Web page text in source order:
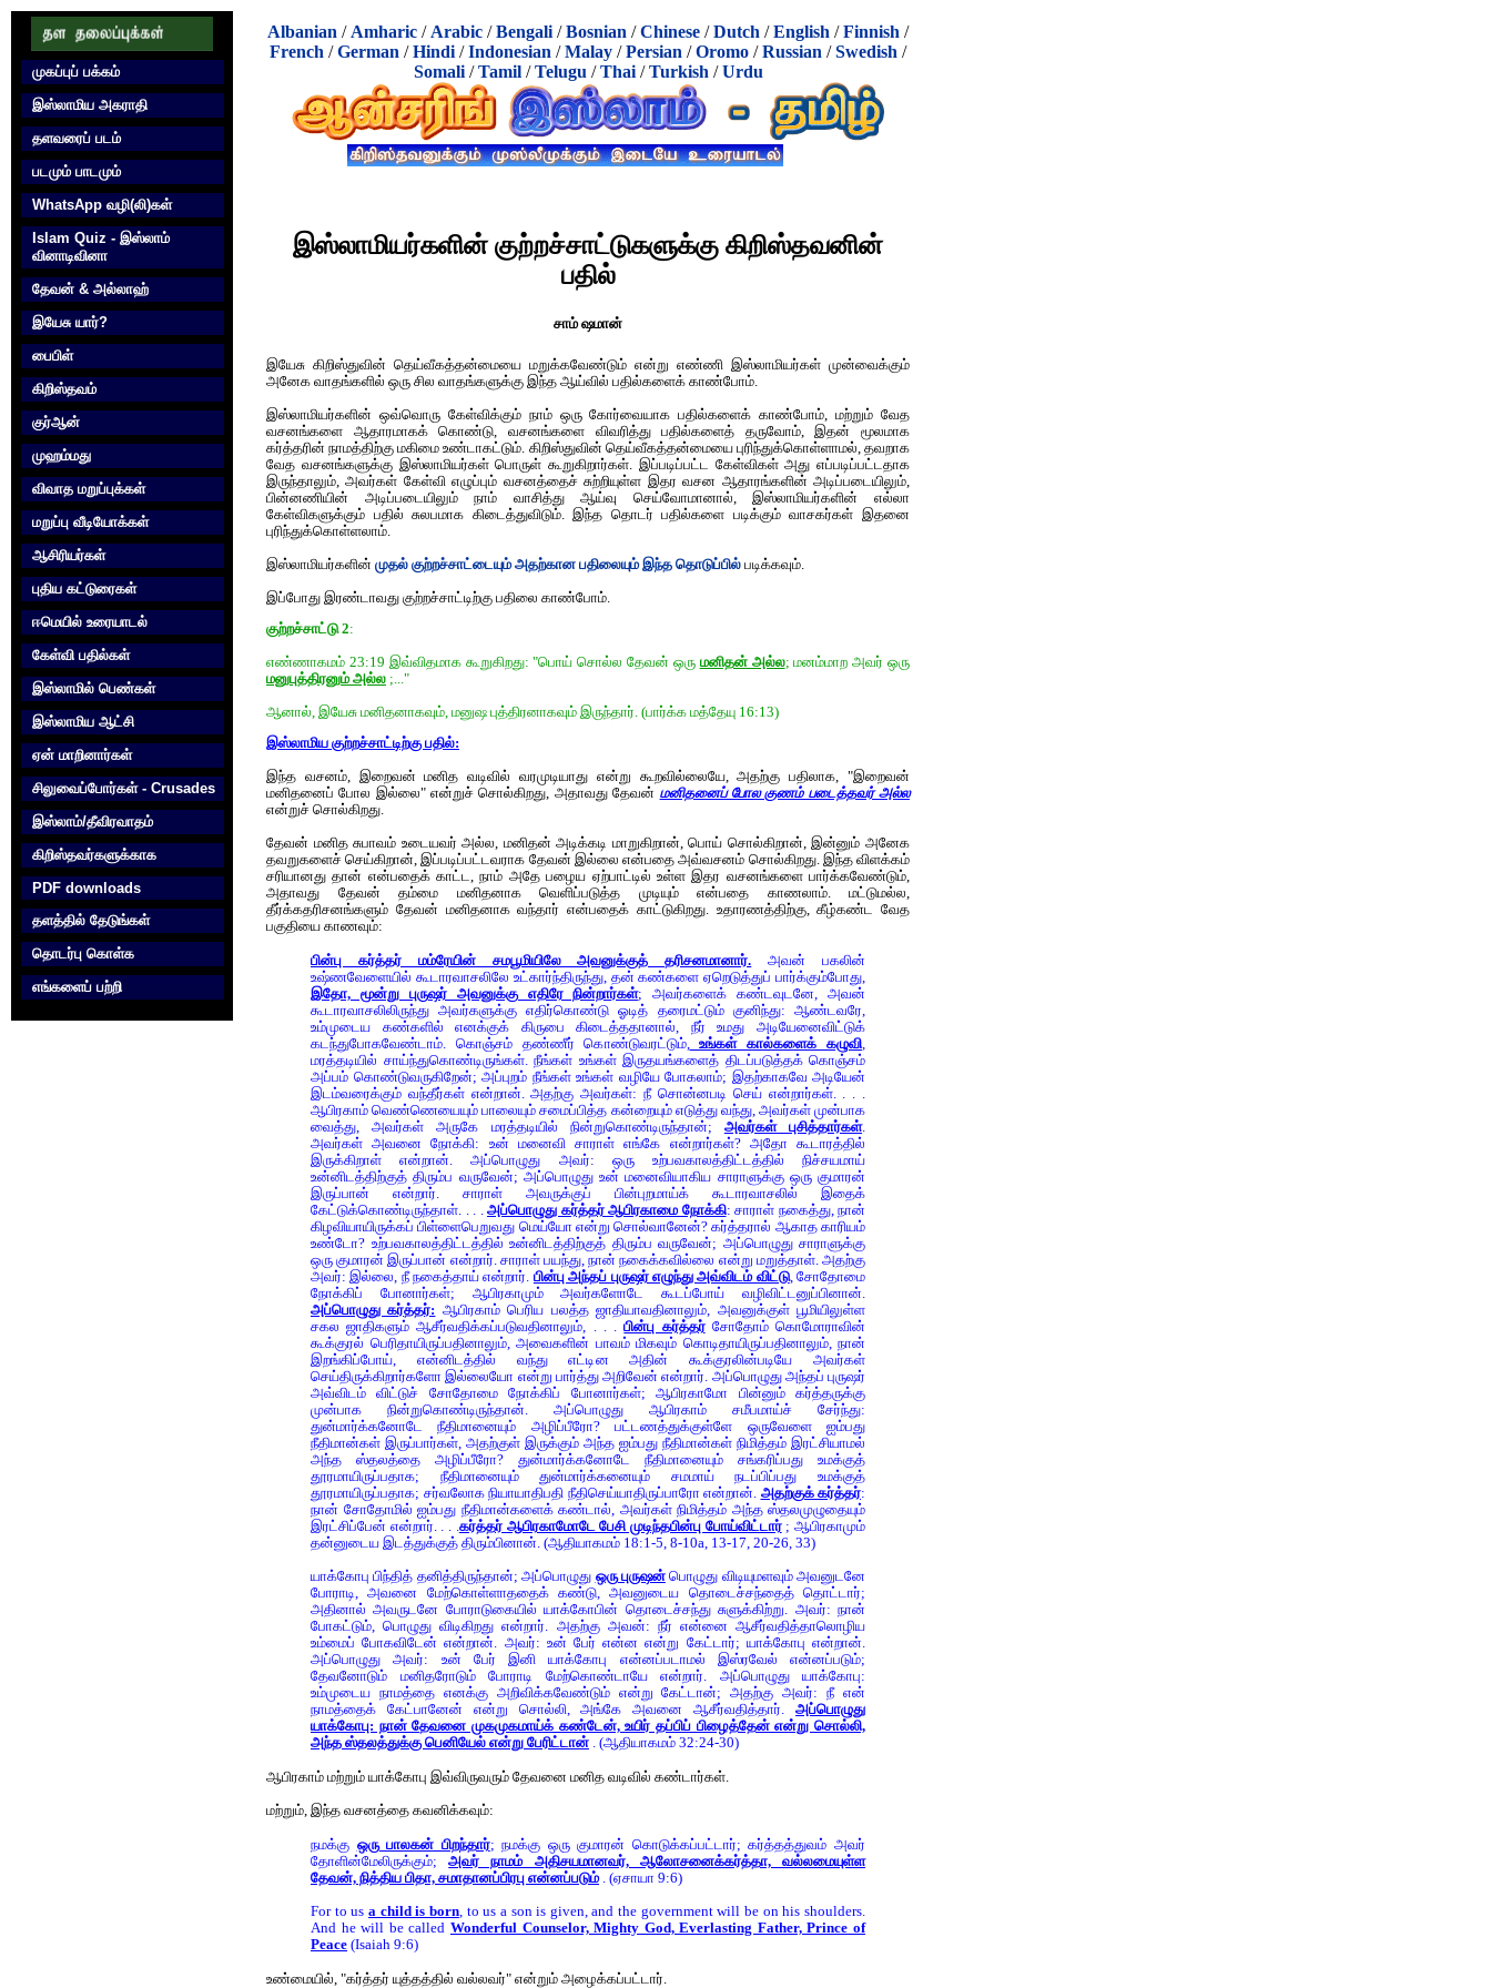
முகப்புப் பக்கம்
இஸ்லாமிய அகராதி
தளவரைப் படம்
படமும் பாடமும்
WhatsApp வழி(லி)கள்
Islam Quiz - இஸ்லாம்
வினாடிவினா
தேவன் & அல்லாஹ்
இயேசு யார்?
பைபிள்
கிறிஸ்தவம்
குர்‍ஆன்
முஹம்மது
விவாத மறுப்புக்கள்
மறுப்பு வீடியோக்கள்
ஆசிரியர்கள்
புதிய கட்டுரைகள்
ஈமெயில் உரையாடல்
கேள்வி பதில்கள்
இஸ்லாமில் பெண்கள்
இஸ்லாமிய ஆட்சி
ஏன் மாறினார்கள்
சிலுவைப்போர்கள் - Crusades
இஸ்லாம்/தீவிரவாதம்
கிறிஸ்தவர்களுக்காக‌
PDF downloads
தளத்தில் தேடுங்கள்
தொடர்பு கொள்க‌
எங்களைப் பற்றி
Albanian / Amharic / Arabic /Bengali /Bosnian /Chinese /Dutch /English /Finnish /
French /German /Hindi /Indonesian /Malay /Persian /Oromo /Russian /Swedish /
Somali/Tamil/Telugu /Thai/Turkish /Urdu
இஸ்லாமியர்களின் குற்றச்சாட்டுகளுக்கு கிறிஸ்தவனின்
பதில்
சாம் ஷமான்
இயேசு கிறிஸ்துவின் தெய்வீகத்தன்மையை மறுக்கவேண்டும் என்று எண்ணி இஸ்லாமியர்கள் முன்வைக்கும்
அனேக வாதங்களில் ஒரு சில வாதங்களுக்கு இந்த ஆய்வில் பதில்களைக் காண்போம்.
இஸ்லாமியர்களின் ஒவ்வொரு கேள்விக்கும் நாம் ஒரு கோர்வையாக பதில்களைக் காண்போம், மற்றும் வேத
வசனங்களை ஆதாரமாகக் கொண்டு, வசனங்களை விவரித்து பதில்களைத் தருவோம், இதன் மூலமாக
கர்த்தரின் நாமத்திற்கு மகிமை உண்டாகட்டும். கிறிஸ்துவின் தெய்வீகத்தன்மையை புரிந்துக்கொள்ளாமல், தவறாக
வேத வசனங்களுக்கு இஸ்லாமியர்கள் பொருள் கூறுகிறார்கள். இப்படிப்பட்ட கேள்விகள் அது எப்படிப்பட்டதாக
இருந்தாலும், அவர்கள் கேள்வி எழுப்பும் வசனத்தைச் சுற்றியுள்ள இதர வசன ஆதாரங்களின் அடிப்படையிலும்,
பின்னணியின் அடிப்படையிலும் நாம் வாசித்து ஆய்வு செய்வோமானால், இஸ்லாமியர்களின் எல்லா
கேள்விகளுக்கும் பதில் சுலபமாக கிடைத்துவிடும். இந்த தொடர் பதில்களை படிக்கும் வாசகர்கள் இதனை
புரிந்துக்கொள்ளலாம்.
இஸ்லாமியர்களின் முதல் குற்றச்சாட்டையும் அதற்கான பதிலையும் இந்த தொடுப்பில் படிக்கவும்.
இப்போது இரண்டாவது குற்றச்சாட்டிற்கு பதிலை காண்போம்.
குற்றச்சாட்டு 2:
எண்ணாகமம் 23:19 இவ்விதமாக கூறுகிறது: "பொய் சொல்ல தேவன் ஒரு மனிதன் அல்ல; மனம்மாற அவர் ஒரு
மனுபுத்திரனும் அல்ல ;..."
ஆனால், இயேசு மனிதனாகவும், மனுஷ புத்திரனாகவும் இருந்தார். (பார்க்க மத்தேயு 16:13)
இஸ்லாமிய குற்றச்சாட்டிற்கு பதில்:
இந்த வசனம், இறைவன் மனித வடிவில் வரமுடியாது என்று கூறவில்லையே, அதற்கு பதிலாக, "இறைவன்
மனிதனைப் போல இல்லை" என்றுச் சொல்கிறது, அதாவது தேவன் மனிதனைப் போல குணம் படைத்தவர் அல்ல
என்றுச் சொல்கிறது.
தேவன் மனித சுபாவம் உடையவர் அல்ல, மனிதன் அடிக்கடி மாறுகிறான், பொய் சொல்கிறான், இன்னும் அனேக
தவறுகளைச் செய்கிறான், இப்படிப்பட்டவராக தேவன் இல்லை என்பதை அவ்வசனம் சொல்கிறது. இந்த விளக்கம்
சரியானது தான் என்பதைக் காட்ட, நாம் அதே பழைய ஏற்பாட்டில் உள்ள இதர வசனங்களை பார்க்கவேண்டும்,
அதாவது தேவன் தம்மை மனிதனாக வெளிப்படுத்த முடியும் என்பதை காணலாம். மட்டுமல்ல,
தீர்க்கதரிசனங்களும் தேவன் மனிதனாக வந்தார் என்பதைக் காட்டுகிறது. உதாரணத்திற்கு, கீழ்கண்ட வேத
பகுதியை காணவும்:
பின்பு கர்த்தர் மம்ரேயின் சமபூமியிலே அவனுக்குத் தரிசனமானார். அவன் பகலின்
உஷ்ணவேளையில் கூடாரவாசலிலே உட்கார்ந்திருந்து, தன் கண்களை ஏறெடுத்துப் பார்க்கும்போது,
இதோ, மூன்று புருஷர் அவனுக்கு எதிரே நின்றார்கள்; அவர்களைக் கண்டவுடனே, அவன்
கூடாரவாசலிலிருந்து அவர்களுக்கு எதிர்கொண்டு ஓடித் தரைமட்டும் குனிந்து: ஆண்டவரே,
உம்முடைய கண்களில் எனக்குக் கிருபை கிடைத்ததானால், நீர் உமது அடியேனைவிட்டுக்
கடந்துபோகவேண்டாம். கொஞ்சம் தண்ணீர் கொண்டுவரட்டும்,
உங்கள் கால்களைக் கழுவி
மரத்தடியில் சாய்ந்துகொண்டிருங்கள். நீங்கள் உங்கள் இருதயங்களைத் திடப்படுத்தக் கொஞ்சம்
அப்பம் கொண்டுவருகிறேன்; அப்புறம் நீங்கள் உங்கள் வழியே போகலாம்; இதற்காகவே அடியேன்
இடம்வரைக்கும் வந்தீர்கள் என்றான். அதற்கு அவர்கள்: நீ சொன்னபடி செய் என்றார்கள். . . .
ஆபிரகாம் வெண்ணெயையும் பாலையும் சமைப்பித்த கன்றையும் எடுத்து வந்து, அவர்கள் முன்பாக
வைத்து, அவர்கள் அருகே மரத்தடியில் நின்றுகொண்டிருந்தான்; அவர்கள் புசித்தார்கள்.
அவர்கள் அவனை நோக்கி: உன் மனைவி சாராள் எங்கே என்றார்கள்? அதோ கூடாரத்தில்
இருக்கிறாள் என்றான். அப்பொழுது அவர்: ஒரு உற்பவகாலத்திட்டத்தில் நிச்சயமாய்
உன்னிடத்திற்குத் திரும்ப வருவேன்; அப்பொழுது உன் மனைவியாகிய சாராளுக்கு ஒரு குமாரன்
இருப்பான் என்றார். சாராள் அவருக்குப் பின்புறமாய்க் கூடாரவாசலில் இதைக்
கேட்டுக்கொண்டிருந்தாள். . . . அப்பொழுது கர்த்தர் ஆபிரகாமை நோக்கி: சாராள் நகைத்து, நான்
கிழவியாயிருக்கப் பிள்ளைபெறுவது மெய்யோ என்று சொல்வானேன்? கர்த்தரால் ஆகாத காரியம்
உண்டோ? உற்பவகாலத்திட்டத்தில் உன்னிடத்திற்குத் திரும்ப வருவேன்; அப்பொழுது சாராளுக்கு
ஒரு குமாரன் இருப்பான் என்றார். சாராள் பயந்து, நான் நகைக்கவில்லை என்று மறுத்தாள். அதற்கு
அவர்: இல்லை, நீ நகைத்தாய் என்றார். பின்பு அந்தப் புருஷர் எழுந்து அவ்விடம் விட்டு, சோதோமை
நோக்கிப் போனார்கள்; ஆபிரகாமும் அவர்களோடே கூடப்போய் வழிவிட்டனுப்பினான்.
அப்பொழுது கர்த்தர்: ஆபிரகாம் பெரிய பலத்த ஜாதியாவதினாலும், அவனுக்குள் பூமியிலுள்ள
சகல ஜாதிகளும் ஆசீர்வதிக்கப்படுவதினாலும், . . .பின்பு கர்த்தர்சோதோம் கொமோராவின்
கூக்குரல் பெரிதாயிருப்பதினாலும், அவைகளின் பாவம் மிகவும் கொடிதாயிருப்பதினாலும், நான்
இறங்கிப்போய், என்னிடத்தில் வந்து எட்டின அதின் கூக்குரலின்படியே அவர்கள்
செய்திருக்கிறார்களோ இல்லையோ என்று பார்த்து அறிவேன் என்றார். அப்பொழுது அந்தப் புருஷர்
அவ்விடம் விட்டுச் சோதோமை நோக்கிப் போனார்கள்; ஆபிரகாமோ பின்னும் கர்த்தருக்கு
முன்பாக நின்றுகொண்டிருந்தான். அப்பொழுது ஆபிரகாம் சமீபமாய்ச் சேர்ந்து:
துன்மார்க்கனோடே நீதிமானையும் அழிப்பீரோ? பட்டணத்துக்குள்ளே ஒருவேளை ஐம்பது
நீதிமான்கள் இருப்பார்கள், அதற்குள் இருக்கும் அந்த ஐம்பது நீதிமான்கள் நிமித்தம் இரட்சியாமல்
அந்த ஸ்தலத்தை அழிப்பீரோ? துன்மார்க்கனோடே நீதிமானையும் சங்கரிப்பது உமக்குத்
தூரமாயிருப்பதாக; நீதிமானையும் துன்மார்க்கனையும் சமமாய் நடப்பிப்பது உமக்குத்
தூரமாயிருப்பதாக; சர்வலோக நியாயாதிபதி நீதிசெய்யாதிருப்பாரோ என்றான். அதற்குக் கர்த்தர்:
நான் சோதோமில் ஐம்பது நீதிமான்களைக் கண்டால், அவர்கள் நிமித்தம் அந்த ஸ்தலமுழுதையும்
இரட்சிப்பேன் என்றார். . . . கர்த்தர் ஆபிரகாமோடே பேசி முடிந்தபின்பு போய்விட்டார்; ஆபிரகாமும்
தன்னுடைய இடத்துக்குத் திரும்பினான். (ஆதியாகமம் 18:1-5, 8-10a, 13-17, 20-26, 33)
யாக்கோபு பிந்தித் தனித்திருந்தான்; அப்பொழுது ஒரு புருஷன்பொழுது விடியுமளவும் அவனுடனே
போராடி, அவனை மேற்கொள்ளாததைக் கண்டு, அவனுடைய தொடைச்சந்தைத் தொட்டார்;
அதினால் அவருடனே போராடுகையில் யாக்கோபின் தொடைச்சந்து சுளுக்கிற்று. அவர்: நான்
போகட்டும், பொழுது விடிகிறது என்றார். அதற்கு அவன்: நீர் என்னை ஆசீர்வதித்தாலொழிய
உம்மைப் போகவிடேன் என்றான். அவர்: உன் பேர் என்ன என்று கேட்டார்; யாக்கோபு என்றான்.
அப்பொழுது அவர்: உன் பேர் இனி யாக்கோபு என்னப்படாமல் இஸ்ரவேல் என்னப்படும்;
தேவனோடும் மனிதரோடும் போராடி மேற்கொண்டாயே என்றார். அப்பொழுது யாக்கோபு:
உம்முடைய நாமத்தை எனக்கு அறிவிக்கவேண்டும் என்று கேட்டான்; அதற்கு அவர்: நீ என்
நாமத்தைக் கேட்பானேன் என்று சொல்லி, அங்கே அவனை ஆசீர்வதித்தார். அப்பொழுது
யாக்கோபு: நான் தேவனை முகமுகமாய்க் கண்டேன், உயிர் தப்பிப் பிழைத்தேன் என்று சொல்லி,
அந்த ஸ்தலத்துக்கு பெனியேல் என்று பேரிட்டான் . (ஆதியாகமம் 32:24-30)
ஆபிரகாம் மற்றும் யாக்கோபு இவ்விருவரும் தேவனை மனித வடிவில் கண்டார்கள்.
மற்றும், இந்த வசனத்தை கவனிக்கவும்:
நமக்கு ஒரு பாலகன் பிறந்தார்; நமக்கு ஒரு குமாரன் கொடுக்கப்பட்டார்; கர்த்தத்துவம் அவர்
தோளின்மேலிருக்கும்;அவர் நாமம் அதிசயமானவர், ஆலோசனைக்கர்த்தா, வல்லமையுள்ள
தேவன், நித்திய பிதா, சமாதானப்பிரபு என்னப்படும். (ஏசாயா 9:6)
For to us a child is born, to us a son is given, and the government will be on his shoulders.
And he will be called Wonderful Counselor, Mighty God, Everlasting Father, Prince of
Peace (Isaiah 9:6)
உண்மையில், "கர்த்தர் யுத்தத்தில் வல்லவர்" என்றும் அழைக்கப்பட்டார்.